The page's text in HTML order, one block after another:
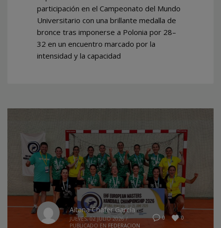
participación en el Campeonato del Mundo
Universitario con una brillante medalla de
bronce tras imponerse a Polonia por 28–
32 en un encuentro marcado por la
intensidad y la capacidad
0 0
Aitana Chafer García
JUEVES, 02 JULIO 2026 /
PUBLICADO EN FEDERACION